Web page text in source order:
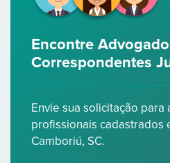
Encontre
Correspondentes
Envie sua solicitação para
profissionais cadastrados
Camboriú, SC.